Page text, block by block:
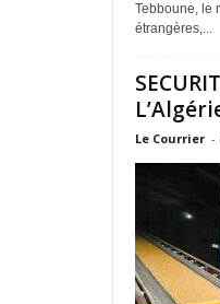
Tebboune, le
étrangères,...
Le Courrier -